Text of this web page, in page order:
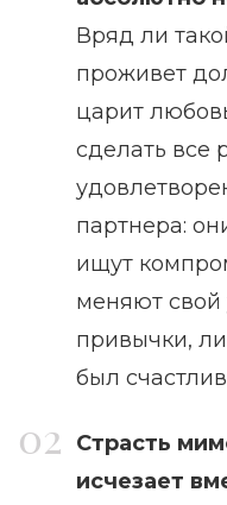
Вряд ли
проживет
царит
сделать все
партнера:
ищут
меняют свой
привычки,
был
Страсть
исчезает